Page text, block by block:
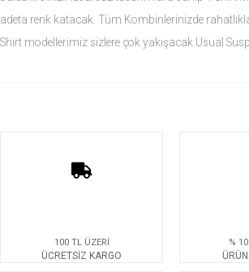
adeta renk katacak. Tüm Kombinlerinizde
Shirt modellerimiz sizlere çok yakışacak.Usual
Manken Bedenleri Üst Grup Medium, Alt Grup
100 TL ÜZERİ
ÜCRETSİZ KARGO
%